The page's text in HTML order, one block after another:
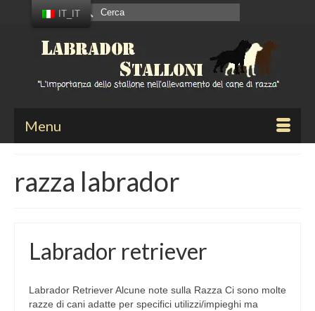
Cerca:
Menu
razza labrador
Labrador retriever
Labrador Retriever Alcune note sulla Razza Ci sono molte
razze di cani adatte per specifici utilizzi/impieghi ma